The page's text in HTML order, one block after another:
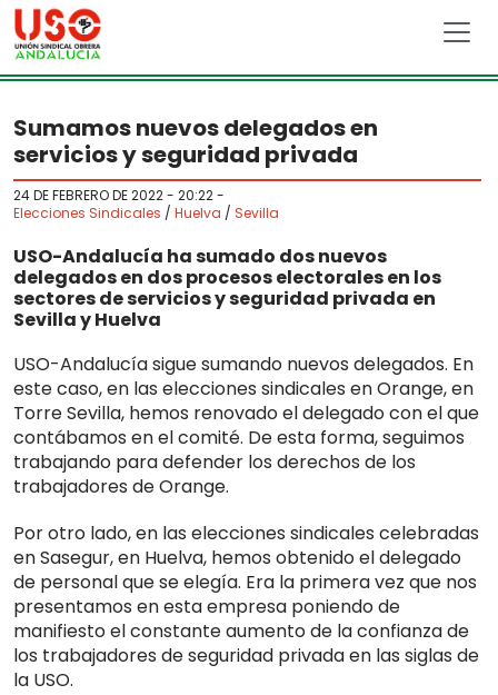
Skip to main content
Sumamos nuevos delegados en
servicios y seguridad privada
24 DE FEBRERO DE 2022 - 20:22-
Elecciones Sindicales / Huelva / Sevilla
USO-Andalucía ha sumado dos nuevos
delegados en dos procesos electorales en los
sectores de servicios y seguridad privada en
Sevilla y Huelva
USO-Andalucía sigue sumando nuevos delegados. En
este caso, en las elecciones sindicales en Orange, en
Torre Sevilla, hemos renovado el delegado con el que
contábamos en el comité. De esta forma, seguimos
trabajando para defender los derechos de los
trabajadores de Orange.
Por otro lado, en las elecciones sindicales celebradas
en Sasegur, en Huelva, hemos obtenido el delegado
de personal que se elegía. Era la primera vez que nos
presentamos en esta empresa poniendo de
manifiesto el constante aumento de la confianza de
los trabajadores de seguridad privada en las siglas de
la USO.